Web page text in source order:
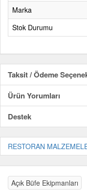
Marka
Stok Durumu
Taksit / Ödeme
Ürün Yorumları
Destek
RESTORAN
Açık Büfe Ekipmanları